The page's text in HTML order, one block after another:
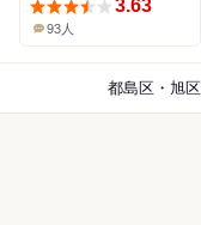
3.63
93人
都島区・旭